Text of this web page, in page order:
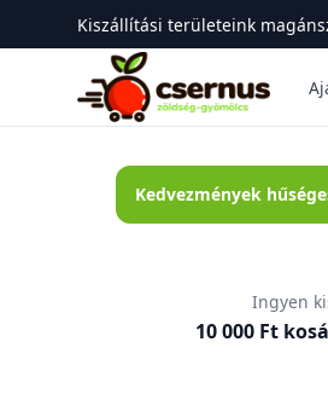
Kiszállítási területeink
Csernus Zöldség-gyümölcs
Kedvezmények
Ingyen
10 000 Ft